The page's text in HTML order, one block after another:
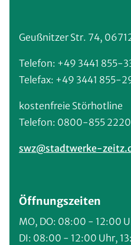
Geußnitzer Str. 74,
Telefon: +49 3441 855-
Telefax: +49 3441 855-
kostenfreie Störhotline
Telefon: 0800-855 2220
swz@stadtwerke-
Öffnungszeiten
MO, DO: 08:00 - 12:00
DI: 08:00 - 12:00 Uhr,